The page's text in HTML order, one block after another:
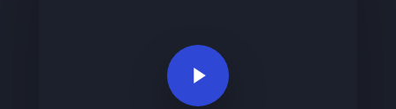
Play Video